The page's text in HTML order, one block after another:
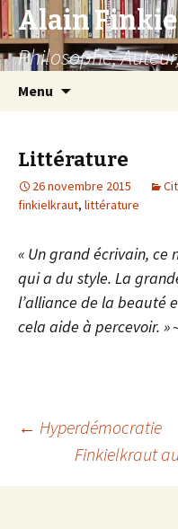
Alain
Philosophe,
Menu
Littérature
26 novembre 2015
finkielkraut, littérature
« Un grand écrivain, ce
qui a du style. La
l’alliance de la beauté
cela aide à percevoir. »
des
← Hyperdémocratie
Finkielkraut